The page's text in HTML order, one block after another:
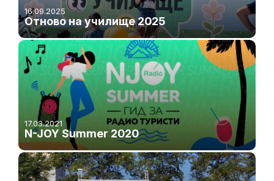
16.09.2025
Отново на училище 2025
17.03.2021
N-JOY Summer 2020